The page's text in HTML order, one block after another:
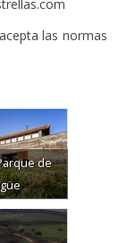
de